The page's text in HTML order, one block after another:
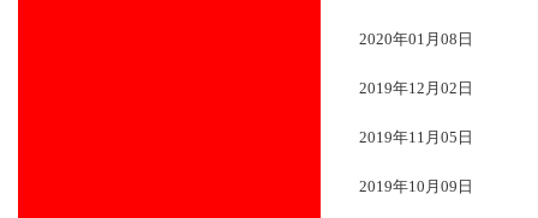
2020年01月08日
2019年12月02日
2019年11月05日
2019年10月09日